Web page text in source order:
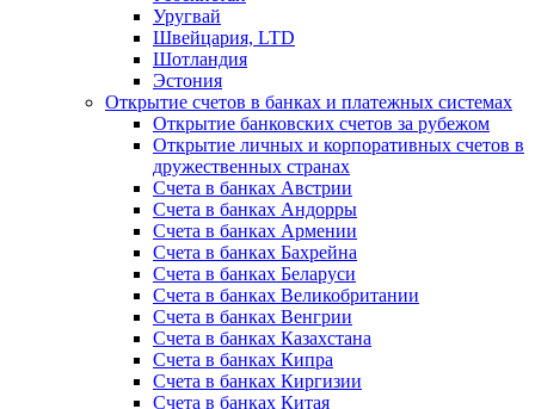
Уругвай
Швейцария, LTD
Шотландия
Эстония
Открытие счетов в банках и платежных системах
Открытие банковских счетов за рубежом
Открытие личных и корпоративных счетов в
дружественных странах
Счета в банках Австрии
Счета в банках Андорры
Счета в банках Армении
Счета в банках Бахрейна
Счета в банках Беларуси
Счета в банках Великобритании
Счета в банках Венгрии
Счета в банках Казахстана
Счета в банках Кипра
Счета в банках Киргизии
Счета в банках Китая